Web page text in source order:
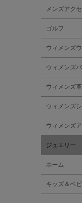
AKIKO
ALL
ALPO
AMIRI
メンズアク
ゴルフ
ウィメンズ
ウィメンズ
ウィメンズ
ウィメンズ
ウィメンズ
ジュエリー
ホーム
キッズ＆ベ